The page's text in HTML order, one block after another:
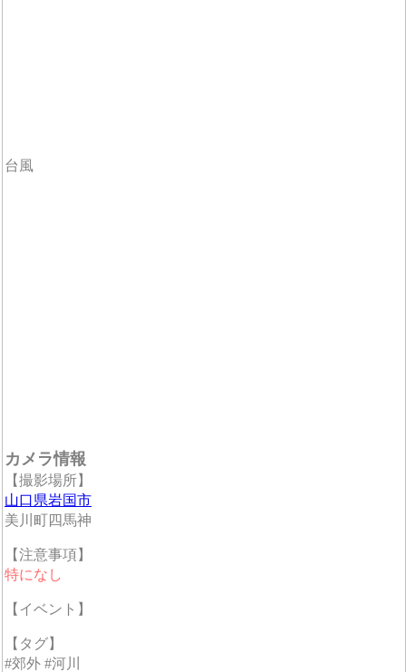
台風
カメラ情報
【撮影場所】
山口県岩国市
美川町四馬神
【注意事項】
特になし
【イベント】
【タグ】
#郊外 #河川